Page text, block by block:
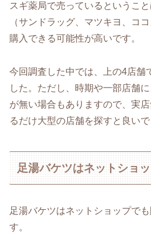
スギ薬局で売っているというこ
（サンドラッグ、マツキヨ、コ
購入できる可能性が高いです。
今回調査した中では、上の4店舗
した。ただし、時期や一部店舗
が無い場合もありますので、実
るだけ大型の店舗を探すと良いで
足湯バケツはネットショ
足湯バケツはネットショップで
す。